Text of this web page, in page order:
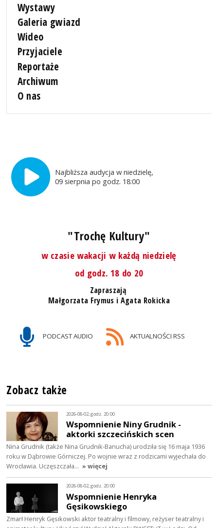
Wystawy
Galeria gwiazd
Wideo
Przyjaciele
Reportaże
Archiwum
O nas
Najbliższa audycja w niedzielę,
09 sierpnia po godz. 18:00
"Trochę Kultury"
w czasie wakacji w każdą niedzielę
od godz. 18 do 20
Zapraszają
Małgorzata Frymus i Agata Rokicka
PODCAST AUDIO AKTUALNOŚCI RSS
Zobacz także
2026-08-02, godz. 20:00
Wspomnienie Niny Grudnik -
aktorki szczecińskich scen
Nina Grudnik (także Nina Grudnik-Banucha) urodziła się 16 maja 1936
roku w Dąbrowie Górniczej. Po wojnie wraz z rodzicami wyjechała do
Wrocławia. Uczęszczała… » więcej
2026-08-02, godz. 20:00
Wspomnienie Henryka
Gęsikowskiego
Zmarł Henryk Gęsikowski aktor teatralny i filmowy, reżyser teatralny i